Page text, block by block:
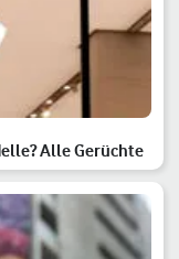
Alle Gerüchte